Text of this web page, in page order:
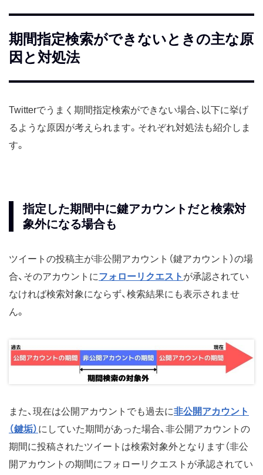
期間指定検索ができないときの主な原
因と対処法
Twitterでうまく期間指定検索ができない場合、以下に挙げ
るような原因が考えられます。それぞれ対処法も紹介しま
す。
指定した期間中に鍵アカウントだと検索対
象外になる場合も
ツイートの投稿主が非公開アカウント（鍵アカウント）の場
合、そのアカウントにフォローリクエスト が承認されてい
なければ検索対象にならず、検索結果にも表示されませ
ん。
また、現在は公開アカウントでも過去に非公開アカウント
（鍵垢） にしていた期間があった場合、非公開アカウントの
期間に投稿されたツイートは検索対象外となります（非公
開アカウントの期間にフォローリクエストが承認されてい